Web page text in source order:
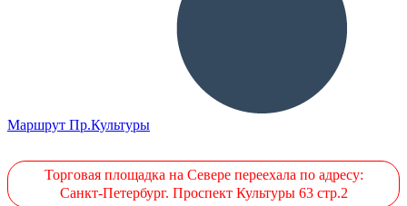
Маршрут Пр.Культуры
Торговая площадка на Севере переехала по адресу:
Санкт-Петербург. Проспект Культуры 63 стр.2